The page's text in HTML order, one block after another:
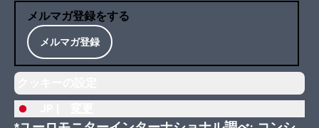
メルマガ登録をする
メルマガ登録